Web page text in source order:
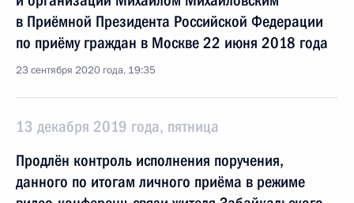
в Приёмной Президента Российской Федерации
по приёму граждан в Москве 22 июня 2018 года
23 сентября 2020 года, 19:35
13 декабря 2019 года, пятница
Продлён контроль исполнения поручения,
данного по итогам личного приёма в режиме